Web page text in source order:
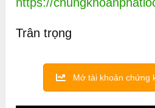
Trân trọng
Mở tài khoản chứng